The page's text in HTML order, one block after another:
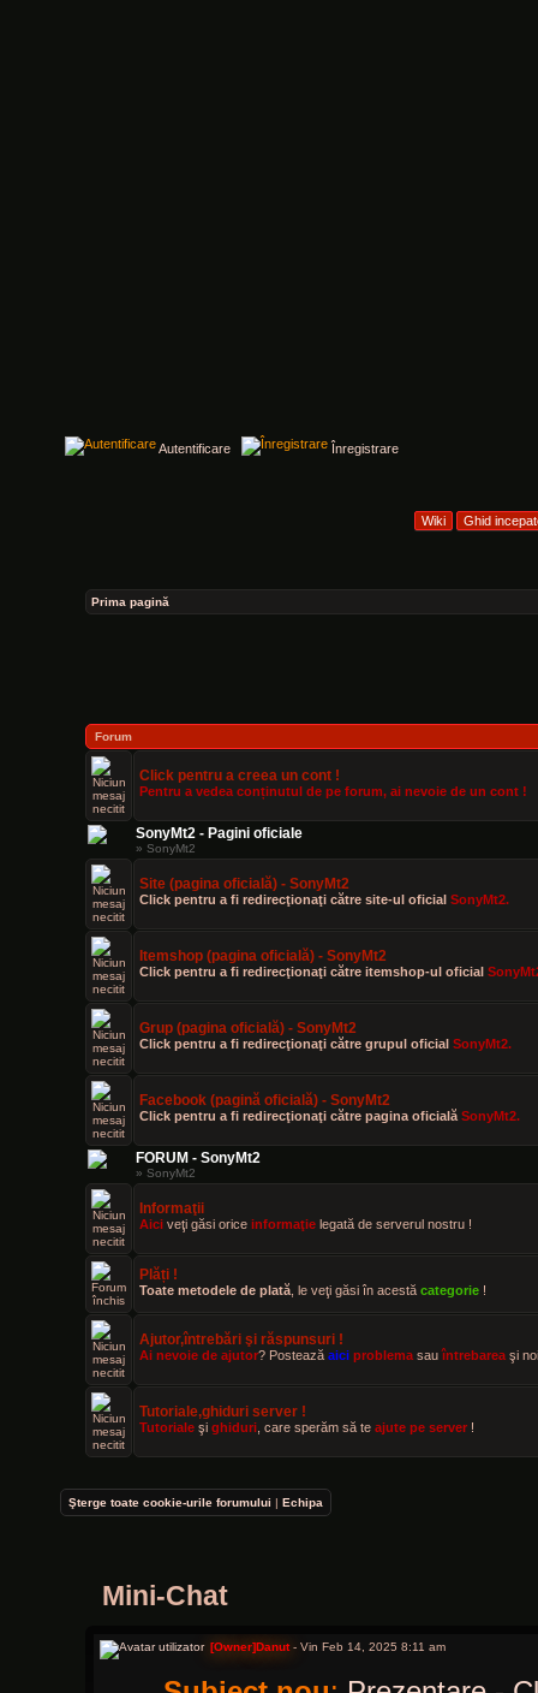
Autentificare Înregistrare
Prima pagină
Forum
Click pentru a creea un cont !
Pentru a vedea conținutul de pe forum, ai nevoie de un cont !
SonyMt2 - Pagini oficiale
» SonyMt2
Site (pagina oficială) - SonyMt2
Click pentru a fi redirecţionaţi către site-ul oficial SonyMt2.
Itemshop (pagina oficială) - SonyMt2
Click pentru a fi redirecţionaţi către itemshop-ul oficial
Grup (pagina oficială) - SonyMt2
Click pentru a fi redirecţionaţi către grupul oficial SonyMt2.
Facebook (pagină oficială) - SonyMt2
Click pentru a fi redirecţionaţi către pagina oficială SonyMt2.
FORUM - SonyMt2
» SonyMt2
Informaţii
Aici veţi găsi orice informaţie legată de serverul nostru !
Plăți !
Toate metodele de plată , le veţi găsi în acestă categorie !
Ajutor,întrebări şi răspunsuri !
Ai nevoie de ajutor? Postează aici problema sauîntrebarea şi
Tutoriale,ghiduri server !
Tutoriale şi ghiduri , care sperăm să te ajute pe server !
Şterge toate cookie-urile forumului | Echipa
Mini-Chat
[Owner]Danut- Vin Feb 14, 2025 8:11 am